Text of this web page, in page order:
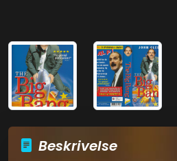
Beskrivelse